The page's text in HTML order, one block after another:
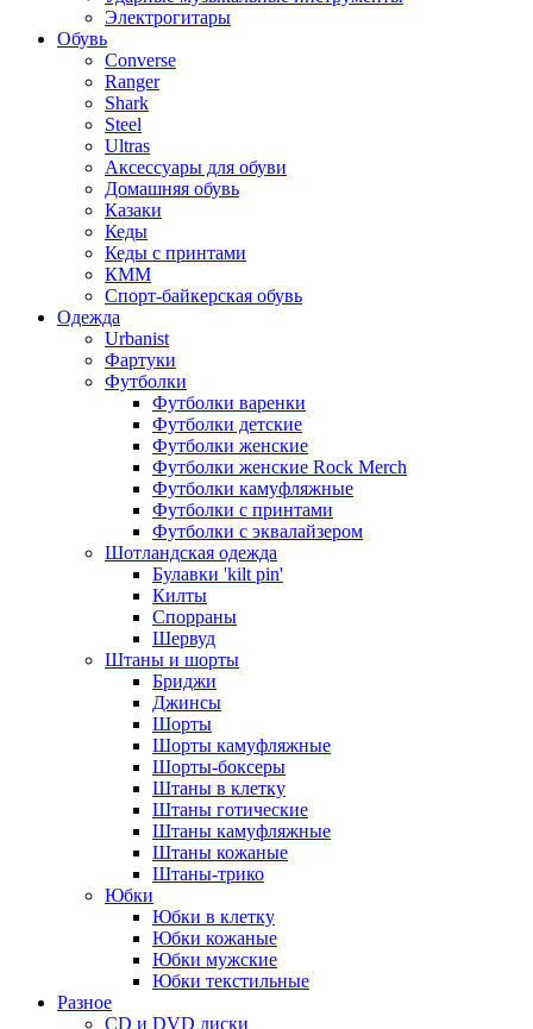
Электрогитары
Обувь
Converse
Ranger
Shark
Steel
Ultras
Аксессуары для обуви
Домашняя обувь
Казаки
Кеды
Кеды с принтами
КММ
Спорт-байкерская обувь
Одежда
Urbanist
Фартуки
Футболки
Футболки варенки
Футболки детские
Футболки женские
Футболки женские Rock Merch
Футболки камуфляжные
Футболки с принтами
Футболки с эквалайзером
Шотландская одежда
Булавки 'kilt pin'
Килты
Спорраны
Шервуд
Штаны и шорты
Бриджи
Джинсы
Шорты
Шорты камуфляжные
Шорты-боксеры
Штаны в клетку
Штаны готические
Штаны камуфляжные
Штаны кожаные
Штаны-трико
Юбки
Юбки в клетку
Юбки кожаные
Юбки мужские
Юбки текстильные
Разное
CD и DVD диски